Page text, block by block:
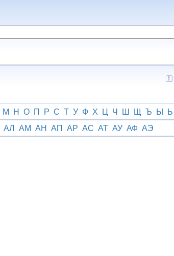
М Н О П Р С Т У Ф Х Ц Ч Ш Щ Ъ Ы Ь
АЛ АМ АН АП АР АС АТ АУ АФ АЭ